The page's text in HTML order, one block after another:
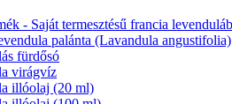
- Saját termesztésű francia
palánta (Lavandula angustifolia)
fürdősó
virágvíz
illóolaj (20 ml)